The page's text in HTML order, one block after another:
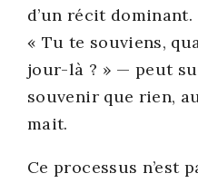
d’un récit
« Tu te sou­viens,
jour-là ? » — peut
sou­ve­nir que rien,
mait.
Ce pro­ces­sus n’est